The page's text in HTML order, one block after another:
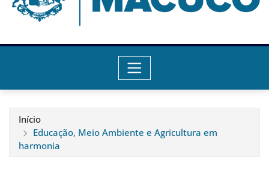
Início
Educação, Meio Ambiente e Agricultura em
harmonia